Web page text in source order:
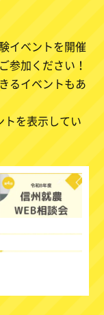
イベントを開催
参加ください！
るイベントもあ
を表示してい